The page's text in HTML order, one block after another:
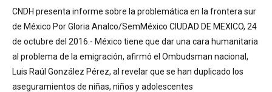
CNDH presenta informe sobre la problemática en la frontera sur
de México Por Gloria Analco/SemMéxico CIUDAD DE MEXICO, 24
de octubre del 2016.- México tiene que dar una cara humanitaria
al problema de la emigración, afirmó el Ombudsman nacional,
Luis Raúl González Pérez, al revelar que se han duplicado los
aseguramientos de niñas, niños y adolescentes